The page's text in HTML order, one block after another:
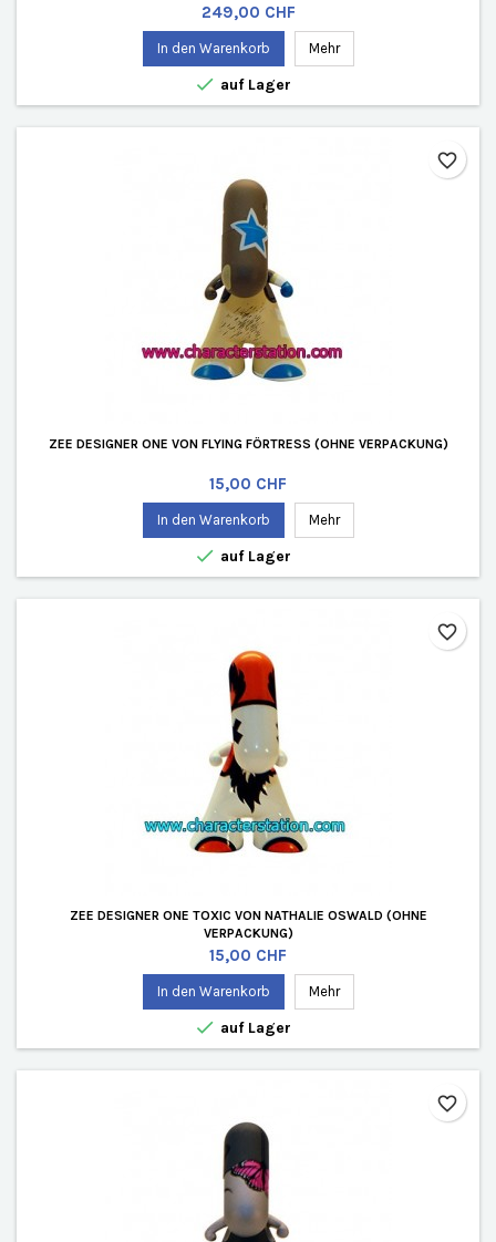
Preis
249,00 CHF
In den Warenkorb Mehr
 auf Lager
ZEE DESIGNER ONE VON FLYING FÖRTRESS (OHNE VERPACKUNG)
Preis
15,00 CHF
In den Warenkorb Mehr
 auf Lager
favorite_border
ZEE DESIGNER ONE TOXIC VON NATHALIE OSWALD (OHNE
VERPACKUNG)
Preis
15,00 CHF
In den Warenkorb Mehr
 auf Lager
favorite_border
favorite_border